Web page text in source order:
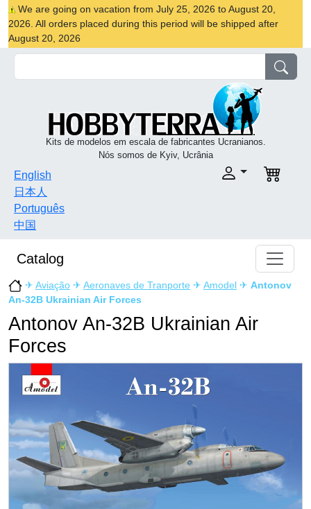
We are going on vacation from July 25, 2026 to August 20,
2026. All orders placed during this period will be shipped after
August 20, 2026
Kits de modelos em escala de fabricantes Ucranianos.
Nós somos de Kyiv, Ucrânia
English
日本人
Português
中国
Catalog
✈ Aviação ✈ Aeronaves de Tranporte ✈ Amodel ✈ Antonov
An-32B Ukrainian Air Forces
Antonov An-32B Ukrainian Air
Forces